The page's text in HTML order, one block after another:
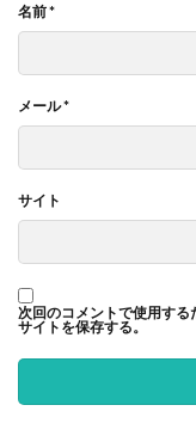
名前*
メール*
サイト
次回のコメントで使用する
サイトを保存する。